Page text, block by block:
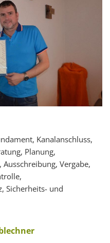
Kanalanschluss,
Planung,
Vergabe,
Sicherheits- und